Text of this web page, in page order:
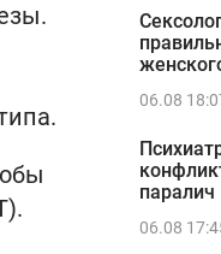
06.08
паралич
06.08